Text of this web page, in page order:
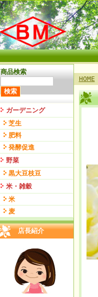
商品検索
ガーデニング
芝生
肥料
発酵促進
野菜
黒大豆枝豆
米・雑穀
米
麦
店長紹介
HOME